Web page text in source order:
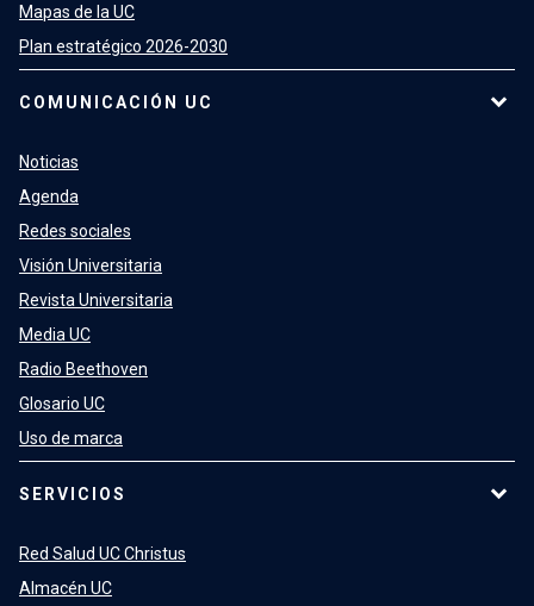
Mapas de la UC
Plan estratégico 2026-2030
COMUNICACIÓN UC
Noticias
Agenda
Redes sociales
Visión Universitaria
Revista Universitaria
Media UC
Radio Beethoven
Glosario UC
Uso de marca
SERVICIOS
Red Salud UC Christus
Almacén UC